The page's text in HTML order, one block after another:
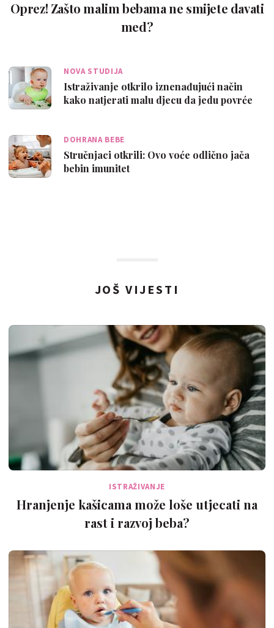
Oprez! Zašto malim bebama ne smijete davati
med?
NOVA STUDIJA
Istraživanje otkrilo iznenađujući način
kako natjerati malu djecu da jedu povrće
DOHRANA BEBE
Stručnjaci otkrili: Ovo voće odlično jača
bebin imunitet
JOŠ VIJESTI
ISTRAŽIVANJE
Hranjenje kašicama može loše utjecati na
rast i razvoj beba?